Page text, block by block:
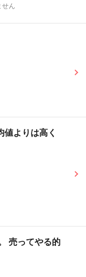
せん
よりは高く
売ってやる的